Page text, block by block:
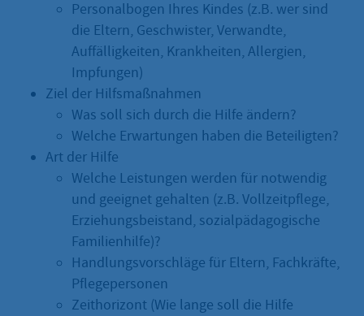
Personalbogen Ihres Kindes (z.B. wer sind
die Eltern, Geschwister, Verwandte,
Auffälligkeiten, Krankheiten, Allergien,
Impfungen)
Ziel der Hilfsmaßnahmen
Was soll sich durch die Hilfe ändern?
Welche Erwartungen haben die Beteiligten?
Art der Hilfe
Welche Leistungen werden für notwendig
und geeignet gehalten (z.B. Vollzeitpflege,
Erziehungsbeistand, sozialpädagogische
Familienhilfe)?
Handlungsvorschläge für Eltern, Fachkräfte,
Pflegepersonen
Zeithorizont (Wie lange soll die Hilfe